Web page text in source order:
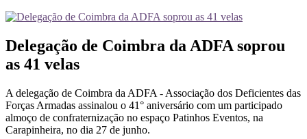
Delegação de Coimbra da ADFA soprou
as 41 velas
A delegação de Coimbra da ADFA - Associação dos Deficientes das
Forças Armadas assinalou o 41° aniversário com um participado
almoço de confraternização no espaço Patinhos Eventos, na
Carapinheira, no dia 27 de junho.